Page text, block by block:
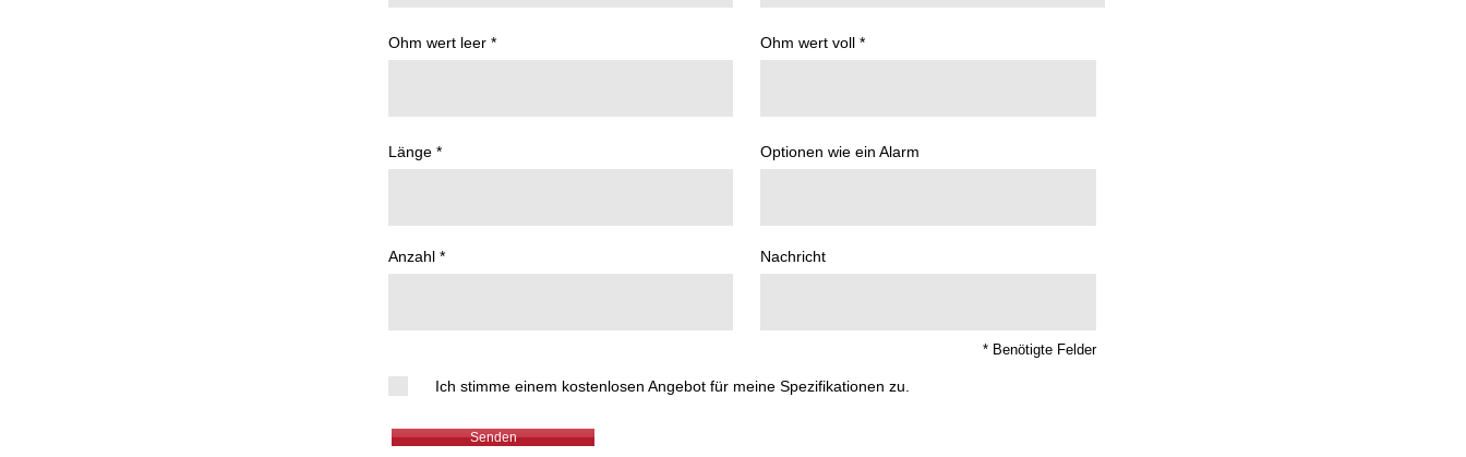
Ohm wert leer Ohm wert voll
Länge Optionen wie ein Alarm
Anzahl Nachricht
* Benötigte Felder
Ich stimme einem kostenlosen Angebot für meine Spezifikationen zu.
Senden